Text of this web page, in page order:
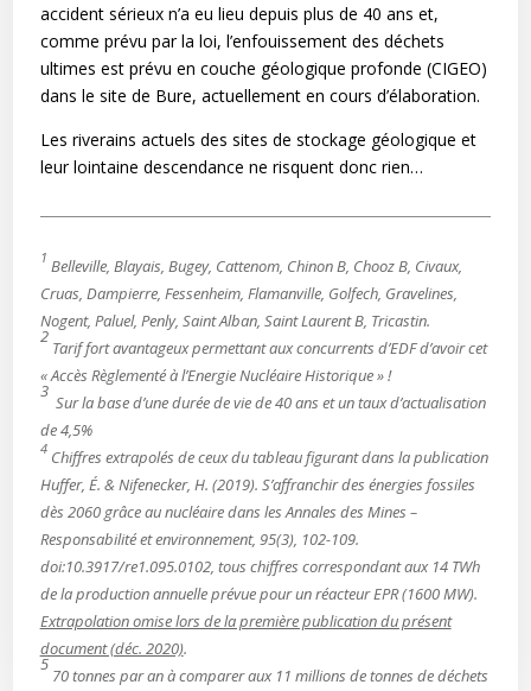
accident sérieux n’a eu lieu depuis plus de 40 ans et,
comme prévu par la loi, l’enfouissement des déchets
ultimes est prévu en couche géologique profonde (CIGEO)
dans le site de Bure, actuellement en cours d’élaboration.
Les riverains actuels des sites de stockage géologique et
leur lointaine descendance ne risquent donc rien…
1 Belleville, Blayais, Bugey, Cattenom, Chinon B, Chooz B, Civaux,
Cruas, Dampierre, Fessenheim, Flamanville, Golfech, Gravelines,
Nogent, Paluel, Penly, Saint Alban, Saint Laurent B, Tricastin.
2
Tarif fort avantageux permettant aux concurrents d’EDF d’avoir cet
« Accès Règlementé à l’Energie Nucléaire Historique » !
3
Sur la base d’une durée de vie de 40 ans et un taux d’actualisation
de 4,5%
4 Chiffres extrapolés de ceux du tableau figurant dans la publication
Huffer, É. & Nifenecker, H. (2019). S’affranchir des énergies fossiles
dès 2060 grâce au nucléaire dans lesAnnales des Mines –
Responsabilité et environnement, 95(3), 102-109.
doi:10.3917/re1.095.0102, tous chiffres correspondant aux 14 TWh
de la production annuelle prévue pour un réacteur EPR (1600 MW).
Extrapolation omise lors de la première publication du présent
document (déc. 2020).
5
70 tonnes par an à comparer aux 11 millions de tonnes de déchets